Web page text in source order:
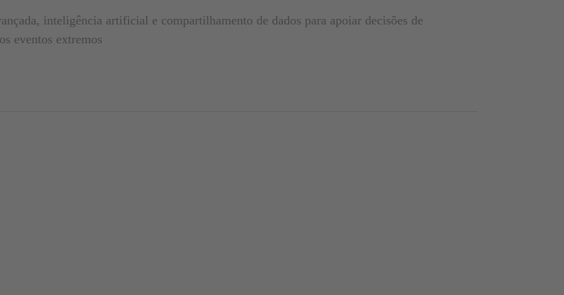
inteligência artificial e compartilhamento de dados para apoiar decisões de
eventos extremos